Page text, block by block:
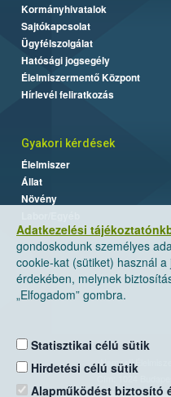
Adatkezelési
gondoskodunk személyes
cookie-kat (sütiket) használ
érdekében, melynek
„Elfogadom” gombra.
Statisztikai célú sütik
Hirdetési célú sütik
Alapműködést biztosító
Kormányhivatalok
Sajtókapcsolat
Ügyfélszolgálat
Hatósági jogsegély
Élelmiszermentő Központ
Hírlevél feliratkozás
Gyakori kérdések
Élelmiszer
Állat
Növény
Nemzeti
Levelezési cím: